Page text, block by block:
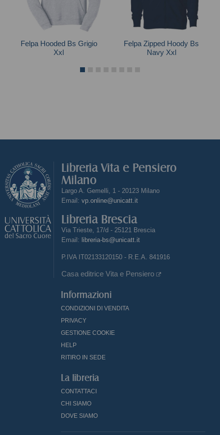
Felpa Hooded Bs Grigio
Xxl
Felpa Zipped Hoody Bs
Navy Xxl
Libreria Vita e Pensiero
Milano
Largo A. Gemelli, 1 - 20123 Milano
Email: vp.online@unicatt.it
Libreria Brescia
Via Trieste, 17/d - 25121 Brescia
Email: libreria-bs@unicatt.it
P.IVA IT02133120150 - R.E.A. 841916
Casa editrice Vita e Pensiero
Informazioni
CONDIZIONI DI VENDITA
PRIVACY
GESTIONE COOKIE
HELP
RITIRO IN SEDE
La libreria
CONTATTACI
CHI SIAMO
DOVE SIAMO